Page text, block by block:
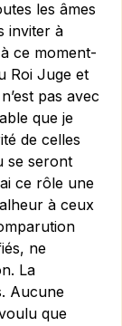
les âmes
inviter à
ce moment-
Roi Juge et
pas avec
que je
de celles
se seront
ce rôle une
à ceux
ne
La
Aucune
que